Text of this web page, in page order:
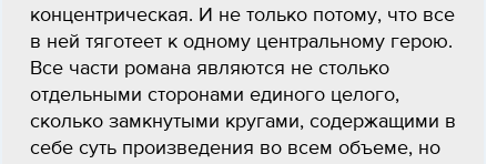
концентрическая. И не только потому, что все
в ней тяготеет к одному центральному герою.
Все части романа являются не столько
отдельными сторонами единого целого,
сколько замкнутыми кругами, содержащими в
себе суть произведения во всем объеме, но